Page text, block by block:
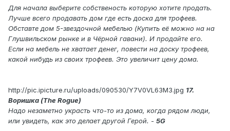
Для начала выберите собственость которую хотите продать.
Лучше всего продавать дом где есть доска для трофеев.
Обставте дом 5-звездочной мебелью (Купить её можно на на
Глушвильском рынке и в Чёрной гавани). И продайте его.
Если на мебель не хватает денег, повести на доску трофеев,
какой нибудь из своих трофеев. Это увеличит цену дома.
http://pic.ipicture.ru/uploads/090530/Y7V0VL63M3.jpg 17.
Воришка (The Rogue)
Надо незаметно украсть что-то из дома, когда рядом люди,
или увидеть, как это делает другой Герой. - 5G